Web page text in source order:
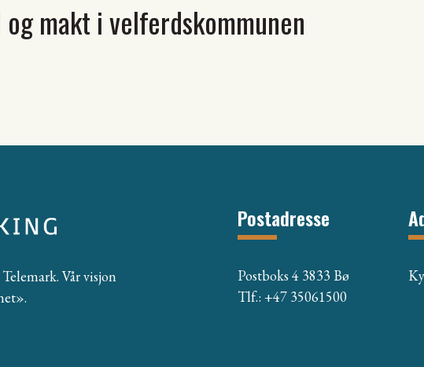
makt i velferdskommunen
Vår visjon
Postadresse
Postboks 4 3833 Bø
Tlf.: +47 35061500